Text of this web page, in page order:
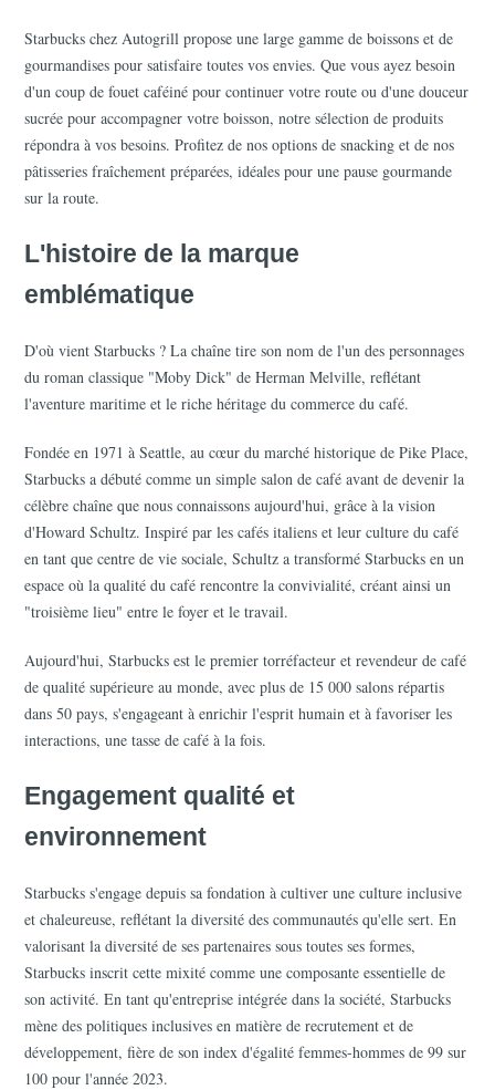
Starbucks chez Autogrill propose une large gamme de boissons et de
gourmandises pour satisfaire toutes vos envies. Que vous ayez besoin
d'un coup de fouet caféiné pour continuer votre route ou d'une douceur
sucrée pour accompagner votre boisson, notre sélection de produits
répondra à vos besoins. Profitez de nos options de snacking et de nos
pâtisseries fraîchement préparées, idéales pour une pause gourmande
sur la route.
L'histoire de la marque
emblématique
D'où vient Starbucks ? La chaîne tire son nom de l'un des personnages
du roman classique "Moby Dick" de Herman Melville, reflétant
l'aventure maritime et le riche héritage du commerce du café.
Fondée en 1971 à Seattle, au cœur du marché historique de Pike Place,
Starbucks a débuté comme un simple salon de café avant de devenir la
célèbre chaîne que nous connaissons aujourd'hui, grâce à la vision
d'Howard Schultz. Inspiré par les cafés italiens et leur culture du café
en tant que centre de vie sociale, Schultz a transformé Starbucks en un
espace où la qualité du café rencontre la convivialité, créant ainsi un
"troisième lieu" entre le foyer et le travail.
Aujourd'hui, Starbucks est le premier torréfacteur et revendeur de café
de qualité supérieure au monde, avec plus de 15 000 salons répartis
dans 50 pays, s'engageant à enrichir l'esprit humain et à favoriser les
interactions, une tasse de café à la fois.
Engagement qualité et
environnement
Starbucks s'engage depuis sa fondation à cultiver une culture inclusive
et chaleureuse, reflétant la diversité des communautés qu'elle sert. En
valorisant la diversité de ses partenaires sous toutes ses formes,
Starbucks inscrit cette mixité comme une composante essentielle de
son activité. En tant qu'entreprise intégrée dans la société, Starbucks
mène des politiques inclusives en matière de recrutement et de
développement, fière de son index d'égalité femmes-hommes de 99 sur
100 pour l'année 2023.